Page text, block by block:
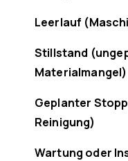
Leerlauf
Stillstand
Materialmangel)
Geplanter
Reinigung)
Wartung oder